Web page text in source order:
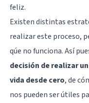
feliz.
Existen distintas
realizar este proceso,
qúe no funciona. Así
decisión de realizar
vida desde cero, de
nos pueden ser útiles